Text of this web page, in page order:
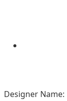
Designer Name: